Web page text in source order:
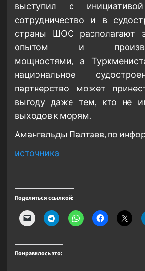
выступил с
сотрудничество и в
страны ШОС располагают
опытом и
мощностями, а
национальное
партнерство может
выгоду даже тем, кто не
выходов к морям.
Амангельды Палтаев, по
источника
Поделиться ссылкой:
Понравилось это: